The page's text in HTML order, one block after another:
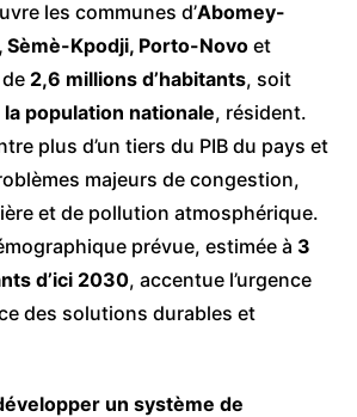
les communes d’Abomey-
Sèmè-Kpodji, Porto-Novoet
2,6 millions d’habitants, soit
la population nationale, résident.
plus d’un tiers du PIB du pays et
majeurs de congestion,
et de pollution atmosphérique.
prévue, estimée à 3
d’ici 2030, accentue l’urgence
des solutions durables et
un système de